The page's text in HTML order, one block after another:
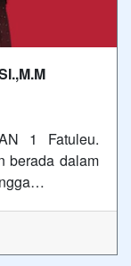
1 Fatuleu.
berada dalam